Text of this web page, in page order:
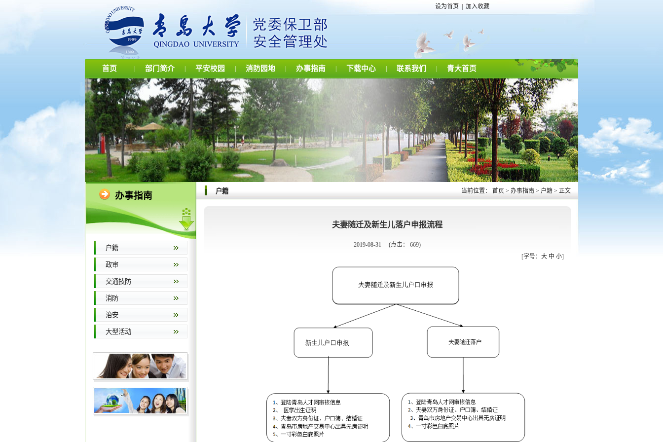
设为首页 加入收藏
首页 部门简介 平安校园 消防园地 办事指南 下载中心 联系我们 青大首页
办事指南
户籍
政审
交通技防
消防
治安
大型活动
户籍 当前位置： 首页 > 办事指南 > 户籍 > 正文
夫妻随迁及新生儿落户申报流程
2019-08-31 (点击： 669)
[字号： 大 中 小]